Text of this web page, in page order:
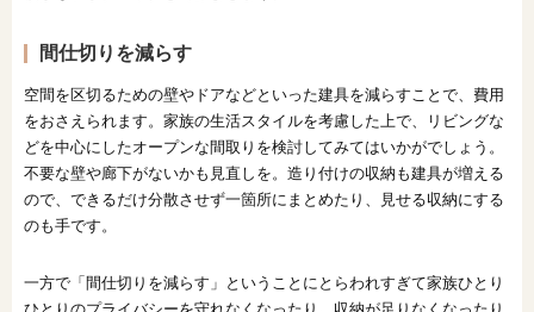
間仕切りを減らす
空間を区切るための壁やドアなどといった建具を減らすことで、費用
をおさえられます。家族の生活スタイルを考慮した上で、リビングな
どを中心にしたオープンな間取りを検討してみてはいかがでしょう。
不要な壁や廊下がないかも見直しを。造り付けの収納も建具が増える
ので、できるだけ分散させず一箇所にまとめたり、見せる収納にする
のも手です。
一方で「間仕切りを減らす」ということにとらわれすぎて家族ひとり